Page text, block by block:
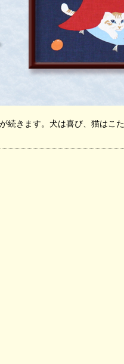
続きます。犬は喜び、猫はこ